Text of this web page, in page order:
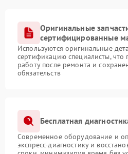
Оригинальные
сертифицированные
Используются оригинальные
сертификацию специалисты, что
работу после ремонта и
обязательств
Бесплатная
Современное оборудование и
экспресс-диагностику и